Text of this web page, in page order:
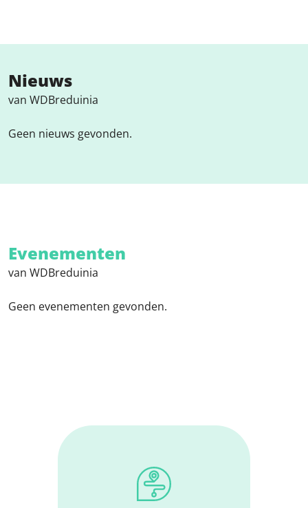
Nieuws
van WDBreduinia
Geen nieuws gevonden.
Evenementen
van WDBreduinia
Geen evenementen gevonden.